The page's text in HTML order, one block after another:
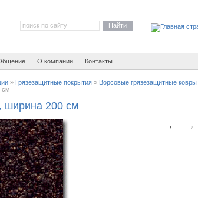
Найти
О компании Контакты
» Грязезащитные покрытия» Ворсовые грязезащитные ковры
см
ширина 200 см
←
→